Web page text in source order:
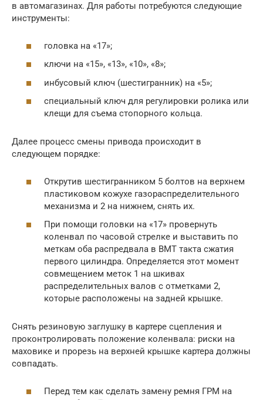
в автомагазинах. Для работы потребуются следующие
инструменты:
головка на «17»;
ключи на «15», «13», «10», «8»;
инбусовый ключ (шестигранник) на «5»;
специальный ключ для регулировки ролика или
клещи для съема стопорного кольца.
Далее процесс смены привода происходит в
следующем порядке:
Открутив шестигранником 5 болтов на верхнем
пластиковом кожухе газораспределительного
механизма и 2 на нижнем, снять их.
При помощи головки на «17» провернуть
коленвал по часовой стрелке и выставить по
меткам оба распредвала в ВМТ такта сжатия
первого цилиндра. Определяется этот момент
совмещением меток 1 на шкивах
распределительных валов с отметками 2,
которые расположены на задней крышке.
Снять резиновую заглушку в картере сцепления и
проконтролировать положение коленвала: риски на
маховике и прорезь на верхней крышке картера должны
совпадать.
Перед тем как сделать замену ремня ГРМ на